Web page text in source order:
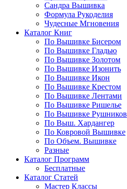
Сандра Вышивка
Формула Рукоделия
Чудесные Мгновения
Каталог Книг
По Вышивке Бисером
По Вышивке Гладью
По Вышивке Золотом
По Вышивке Изонить
По Вышивке Икон
По Вышивке Крестом
По Вышивке Лентами
По Вышивке Ришелье
По Вышивке Рушников
По Выш. Хардангер
По Ковровой Вышивке
По Объем. Вышивке
Разные
Каталог Программ
Бесплатные
Каталог Статей
Мастер Классы